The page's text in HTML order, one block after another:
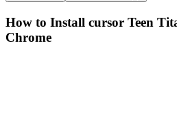
How to Install cursor Teen
Chrome